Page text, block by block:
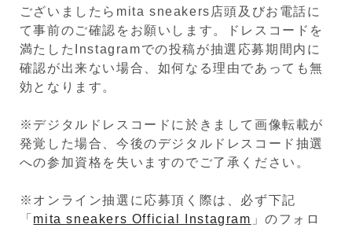
ございましたらmita sneakers店頭及びお電話に
て事前のご確認をお願いします。ドレスコードを
満たしたInstagramでの投稿が抽選応募期間内に
確認が出来ない場合、如何なる理由であっても無
効となります。
※デジタルドレスコードに於きまして画像転載が
発覚した場合、今後のデジタルドレスコード抽選
への参加資格を失いますのでご了承ください。
※オンライン抽選に応募頂く際は、必ず下記
「 mita sneakers Official Instagram 」のフォロ